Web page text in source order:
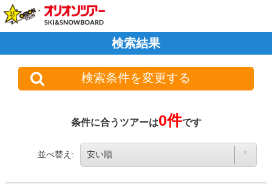
検索結果
検索条件を変更する
条件に合うツアーは0件です
並べ替え: